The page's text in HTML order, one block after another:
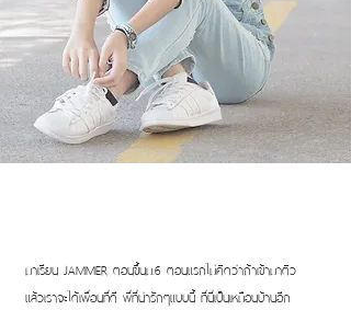
มาเรียน JAMMER ตอนขึ้นม.6 ตอนแรกไม่คิดว่าถ้าเข้ามาติว
แล้วเราจะได้เพื่อนที่ดี พี่ที่น่ารักๆแบบนี้ ที่นี่เป็นเหมือนบ้านอีก